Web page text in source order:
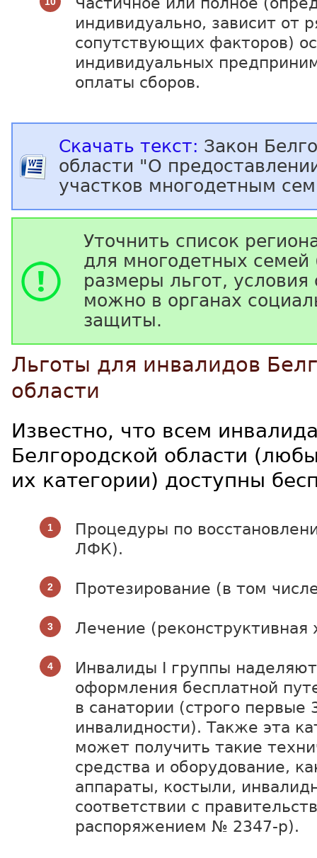
индивидуально, зависит от
сопутствующих факторов)
индивидуальных
оплаты сборов.
Скачать текст: Закон
области "О
участков многодетным
Уточнить список
для многодетных семей
размеры льгот,
можно в органах
защиты.
Льготы для инвалидов
области
Известно, что всем
Белгородской области
их категории) доступны
Процедуры по
ЛФК).
Протезирование (в том
Лечение (реконструктивная
Инвалиды I группы
оформления бесплатной
в санатории (строго первые
инвалидности). Также эта
может получить такие
средства и оборудование,
аппараты, костыли,
соответствии с
распоряжением № 2347-р).